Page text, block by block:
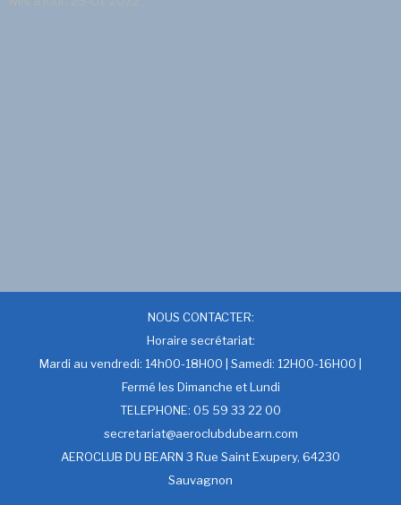
NOUS CONTACTER:
Horaire secrétariat:
Mardi au vendredi: 14h00-18H00 | Samedi: 12H00-16H00 |
Fermé les Dimanche et Lundi
TELEPHONE: 05 59 33 22 00
secretariat@aeroclubdubearn.com
AEROCLUB DU BEARN 3 Rue Saint Exupery, 64230
Sauvagnon